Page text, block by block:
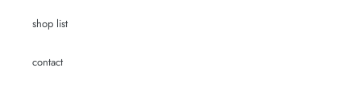
shop list
contact